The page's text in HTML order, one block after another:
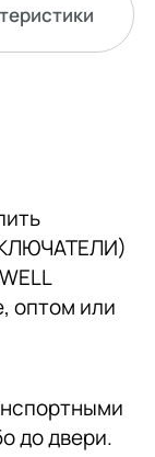
оптом или
до двери.